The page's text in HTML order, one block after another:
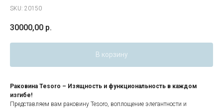
SKU: 20150
30000,00 р.
В корзину
Раковина Tesoro – Изящность и функциональность в каждом
изгибе!
Представляем вам раковину Tesoro, воплощение элегантности и